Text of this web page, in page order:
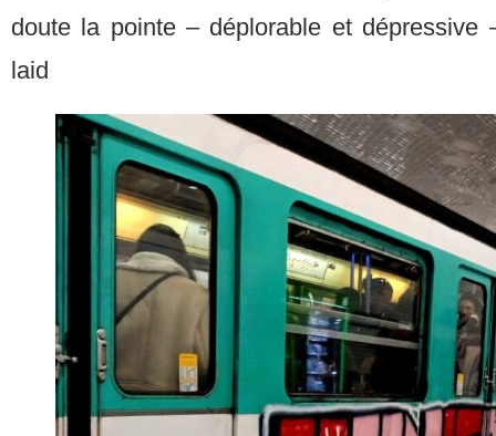
doute la pointe – déplorable et dépressive
laid